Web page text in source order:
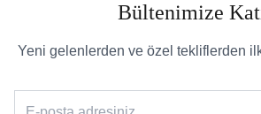
Bültenimize
Yeni gelenlerden ve özel tekliflerden